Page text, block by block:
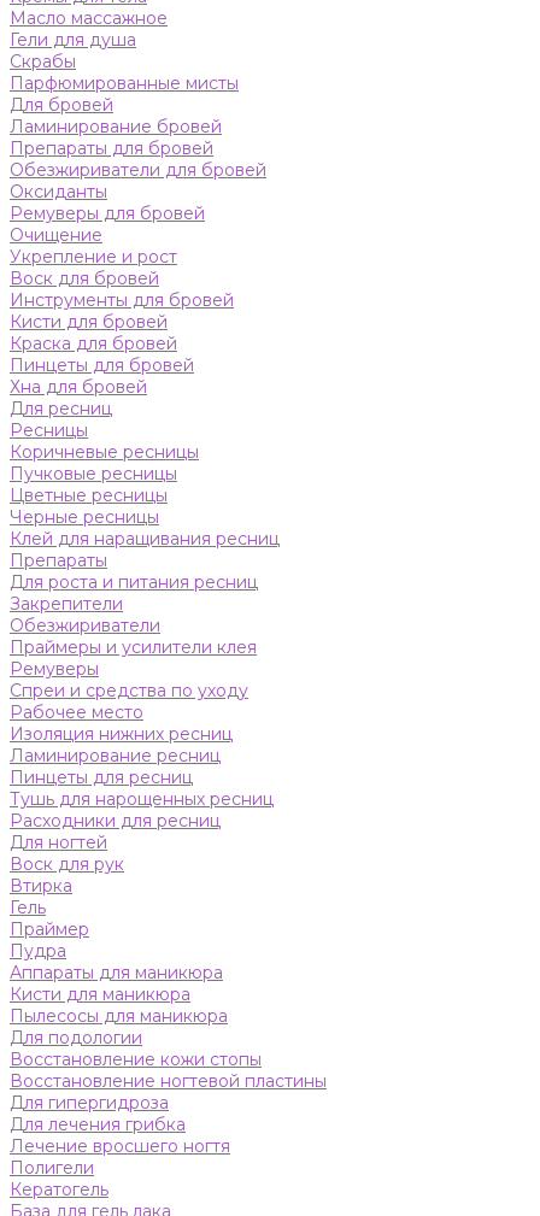
Масло массажное
Гели для душа
Скрабы
Парфюмированные мисты
Для бровей
Ламинирование бровей
Препараты для бровей
Обезжириватели для бровей
Оксиданты
Ремуверы для бровей
Очищение
Укрепление и рост
Воск для бровей
Инструменты для бровей
Кисти для бровей
Краска для бровей
Пинцеты для бровей
Хна для бровей
Для ресниц
Ресницы
Коричневые ресницы
Пучковые ресницы
Цветные ресницы
Черные ресницы
Клей для наращивания ресниц
Препараты
Для роста и питания ресниц
Закрепители
Обезжириватели
Праймеры и усилители клея
Ремуверы
Спреи и средства по уходу
Рабочее место
Изоляция нижних ресниц
Ламинирование ресниц
Пинцеты для ресниц
Тушь для нарощенных ресниц
Расходники для ресниц
Для ногтей
Воск для рук
Втирка
Гель
Праймер
Пудра
Аппараты для маникюра
Кисти для маникюра
Пылесосы для маникюра
Для подологии
Восстановление кожи стопы
Восстановление ногтевой пластины
Для гипергидроза
Для лечения грибка
Лечение вросшего ногтя
Полигели
Кератогель
База для гель лака